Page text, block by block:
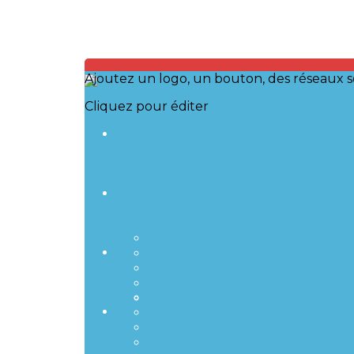
Ajoutez un logo, un bouton, des réseaux
Cliquez pour éditer